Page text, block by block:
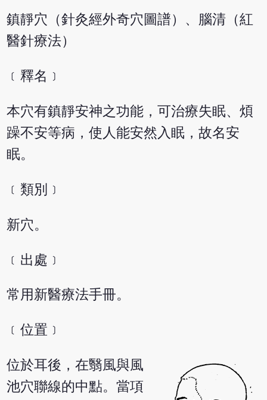
鎮靜穴（針灸經外奇穴圖譜）、腦清（紅
醫針療法）
﹝釋名﹞
本穴有鎮靜安神之功能，可治療失眠、煩
躁不安等病，使人能安然入眠，故名安
眠。
﹝類別﹞
新穴。
﹝出處﹞
常用新醫療法手冊。
﹝位置﹞
位於耳後，在翳風與風
池穴聯線的中點。當項